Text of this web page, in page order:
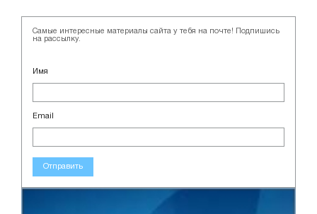
Самые интересные материалы сайта у тебя на почте! Подпишись
на рассылку.
Имя
Email
Отправить